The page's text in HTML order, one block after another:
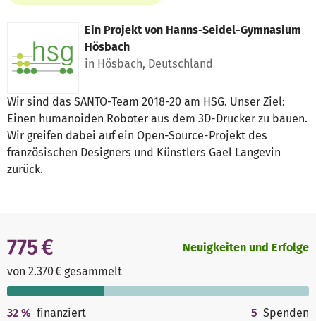
Ein Projekt von Hanns-Seidel-Gymnasium
Hösbach
in Hösbach, Deutschland
Wir sind das SANTO-Team 2018-20 am HSG. Unser Ziel:
Einen humanoiden Roboter aus dem 3D-Drucker zu bauen.
Wir greifen dabei auf ein Open-Source-Projekt des
französischen Designers und Künstlers Gael Langevin
zurück.
775 €
von 2.370 € gesammelt
Neuigkeiten und Erfolge
32 % finanziert 5 Spenden